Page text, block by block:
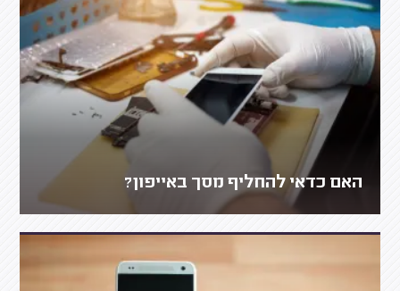
האם כדאי להחליף מסך באייפון?